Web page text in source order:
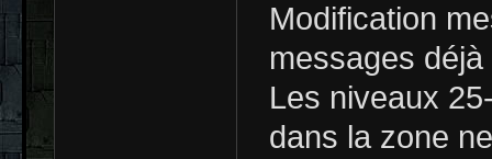
Modification
messages
Les niveaux
dans la zone